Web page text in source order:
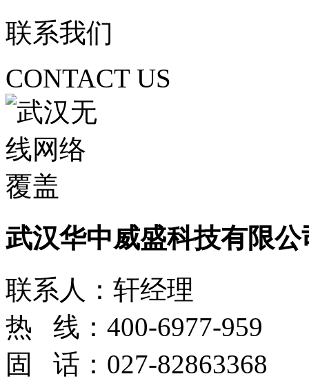
联系我们
CONTACT US
武汉华中威盛科技有限公
联系人：轩经理
热 线：400-6977-959
固 话：027-82863368